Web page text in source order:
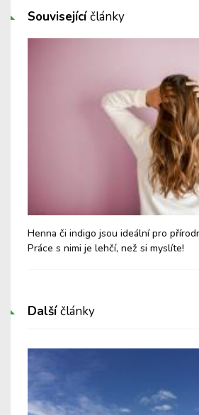
Souvisejícíčlánky
Henna či indigo jsou ideální pro
Práce s nimi je lehčí, než si myslíte!
Dalšíčlánky